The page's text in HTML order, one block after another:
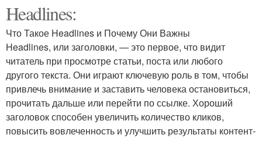
Headlines:
Что Такое Headlines и Почему Они Важны
Headlines, или заголовки, — это первое, что видит
читатель при просмотре статьи, поста или любого
другого текста. Они играют ключевую роль в том, чтобы
привлечь внимание и заставить человека остановиться,
прочитать дальше или перейти по ссылке. Хороший
заголовок способен увеличить количество кликов,
повысить вовлеченность и улучшить результаты контент-